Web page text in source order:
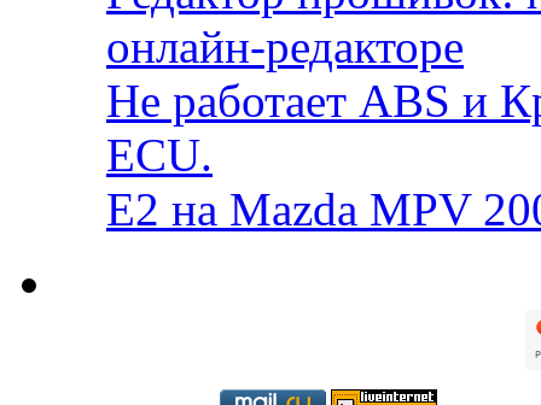
онлайн-редакторе
Не работает ABS и
ECU.
E2 на Mazda MPV